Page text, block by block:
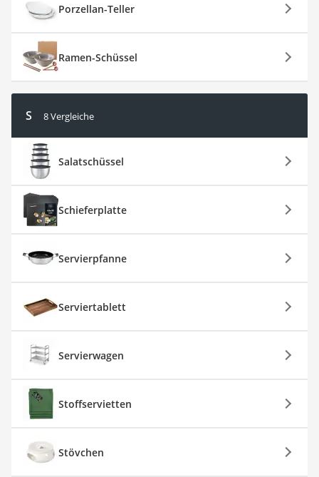
Porzellan-Teller
Ramen-Schüssel
S 8 Vergleiche
Salatschüssel
Schieferplatte
Servierpfanne
Serviertablett
Servierwagen
Stoffservietten
Stövchen